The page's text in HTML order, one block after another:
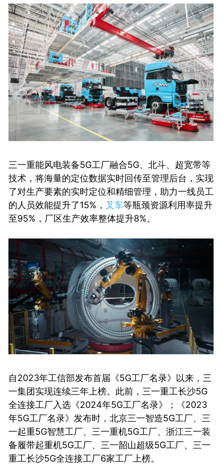
三一重能风电装备5G工厂融合5G、北斗、超宽带等
技术，将海量的定位数据实时回传至管理后台，实现
了对生产要素的实时定位和精细管理，助力一线员工
的人员效能提升了15%， 叉车等瓶颈资源利用率提升
至95%，厂区生产效率整体提升8%。
自2023年工信部发布首届《5G工厂名录》以来，三
一集团实现连续三年上榜。此前，三一重工长沙5G
全连接工厂入选《2024年5G工厂名录》；《2023
年5G工厂名录》发布时，北京三一智造5G工厂、三
一起重5G智慧工厂、三一重机5G工厂、浙江三一装
备履带起重机5G工厂、三一韶山超级5G工厂、三一
重工长沙5G全连接工厂6家工厂上榜。